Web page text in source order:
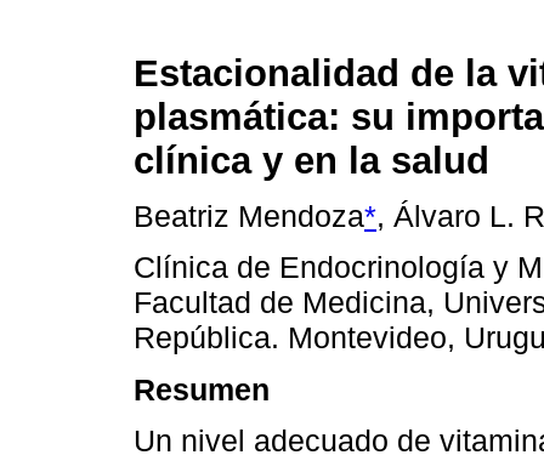
Estacionalidad de la
plasmática: su
clínica y en la salud
Beatriz Mendoza*, Álvaro L.
Clínica de Endocrinología y
Facultad de Medicina,
República. Montevideo,
Resumen
Un nivel adecuado de